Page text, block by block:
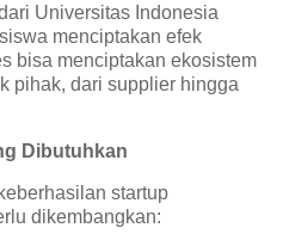
Universitas Indonesia
menciptakan efek
bisa menciptakan ekosistem
pihak, dari supplier hingga
Dibutuhkan
startup
dikembangkan: